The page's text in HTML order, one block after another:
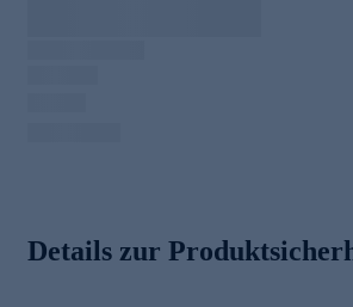
Details zur